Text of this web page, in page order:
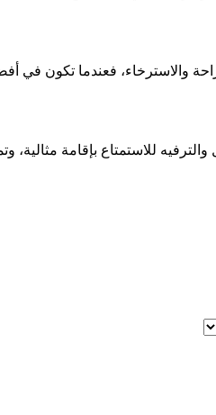
والاسترخاء، فعندما تكون في
للاستمتاع بإقامة مثالية،